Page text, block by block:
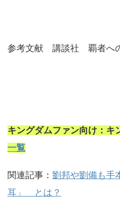
参考文献 講談社 覇者へ
キングダムファン向け：キ
一覧
関連記事： 劉邦や劉備も
耳」 とは？